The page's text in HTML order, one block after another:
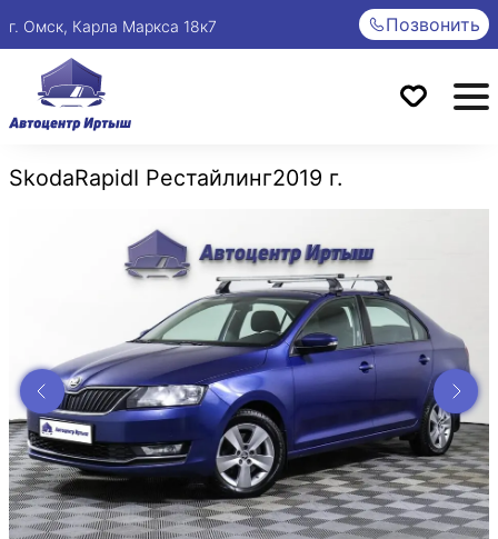
г. Омск, Карла Маркса 18к7 Позвонить
SkodaRapidI Рестайлинг2019 г.